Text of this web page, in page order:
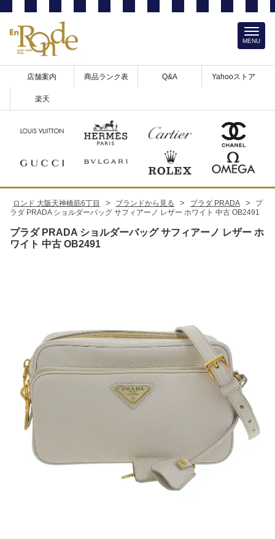
店舗案内 商品ランク表 Q&A Yahooストア
楽天
MENU
ロンド 大阪天神橋筋6丁目 > ブランドから見る > プラダ PRADA >
プ
ラダ PRADA ショルダーバッグ サフィアーノ レザー ホワイト 中古 OB2491
プラダ PRADA ショルダーバッグ サフィアーノ レザー ホ
ワイト 中古 OB2491